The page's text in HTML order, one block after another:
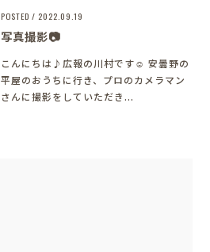
POSTED / 2022.09.19
写真撮影📷
こんにちは♪広報の川村です☺ 安曇野の
平屋のおうちに行き、プロのカメラマン
さんに撮影をしていただき...